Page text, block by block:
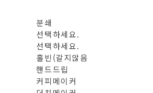
분쇄
선택하세요.
선택하세요.
홀빈(갈지않음
핸드드립
커피메이커